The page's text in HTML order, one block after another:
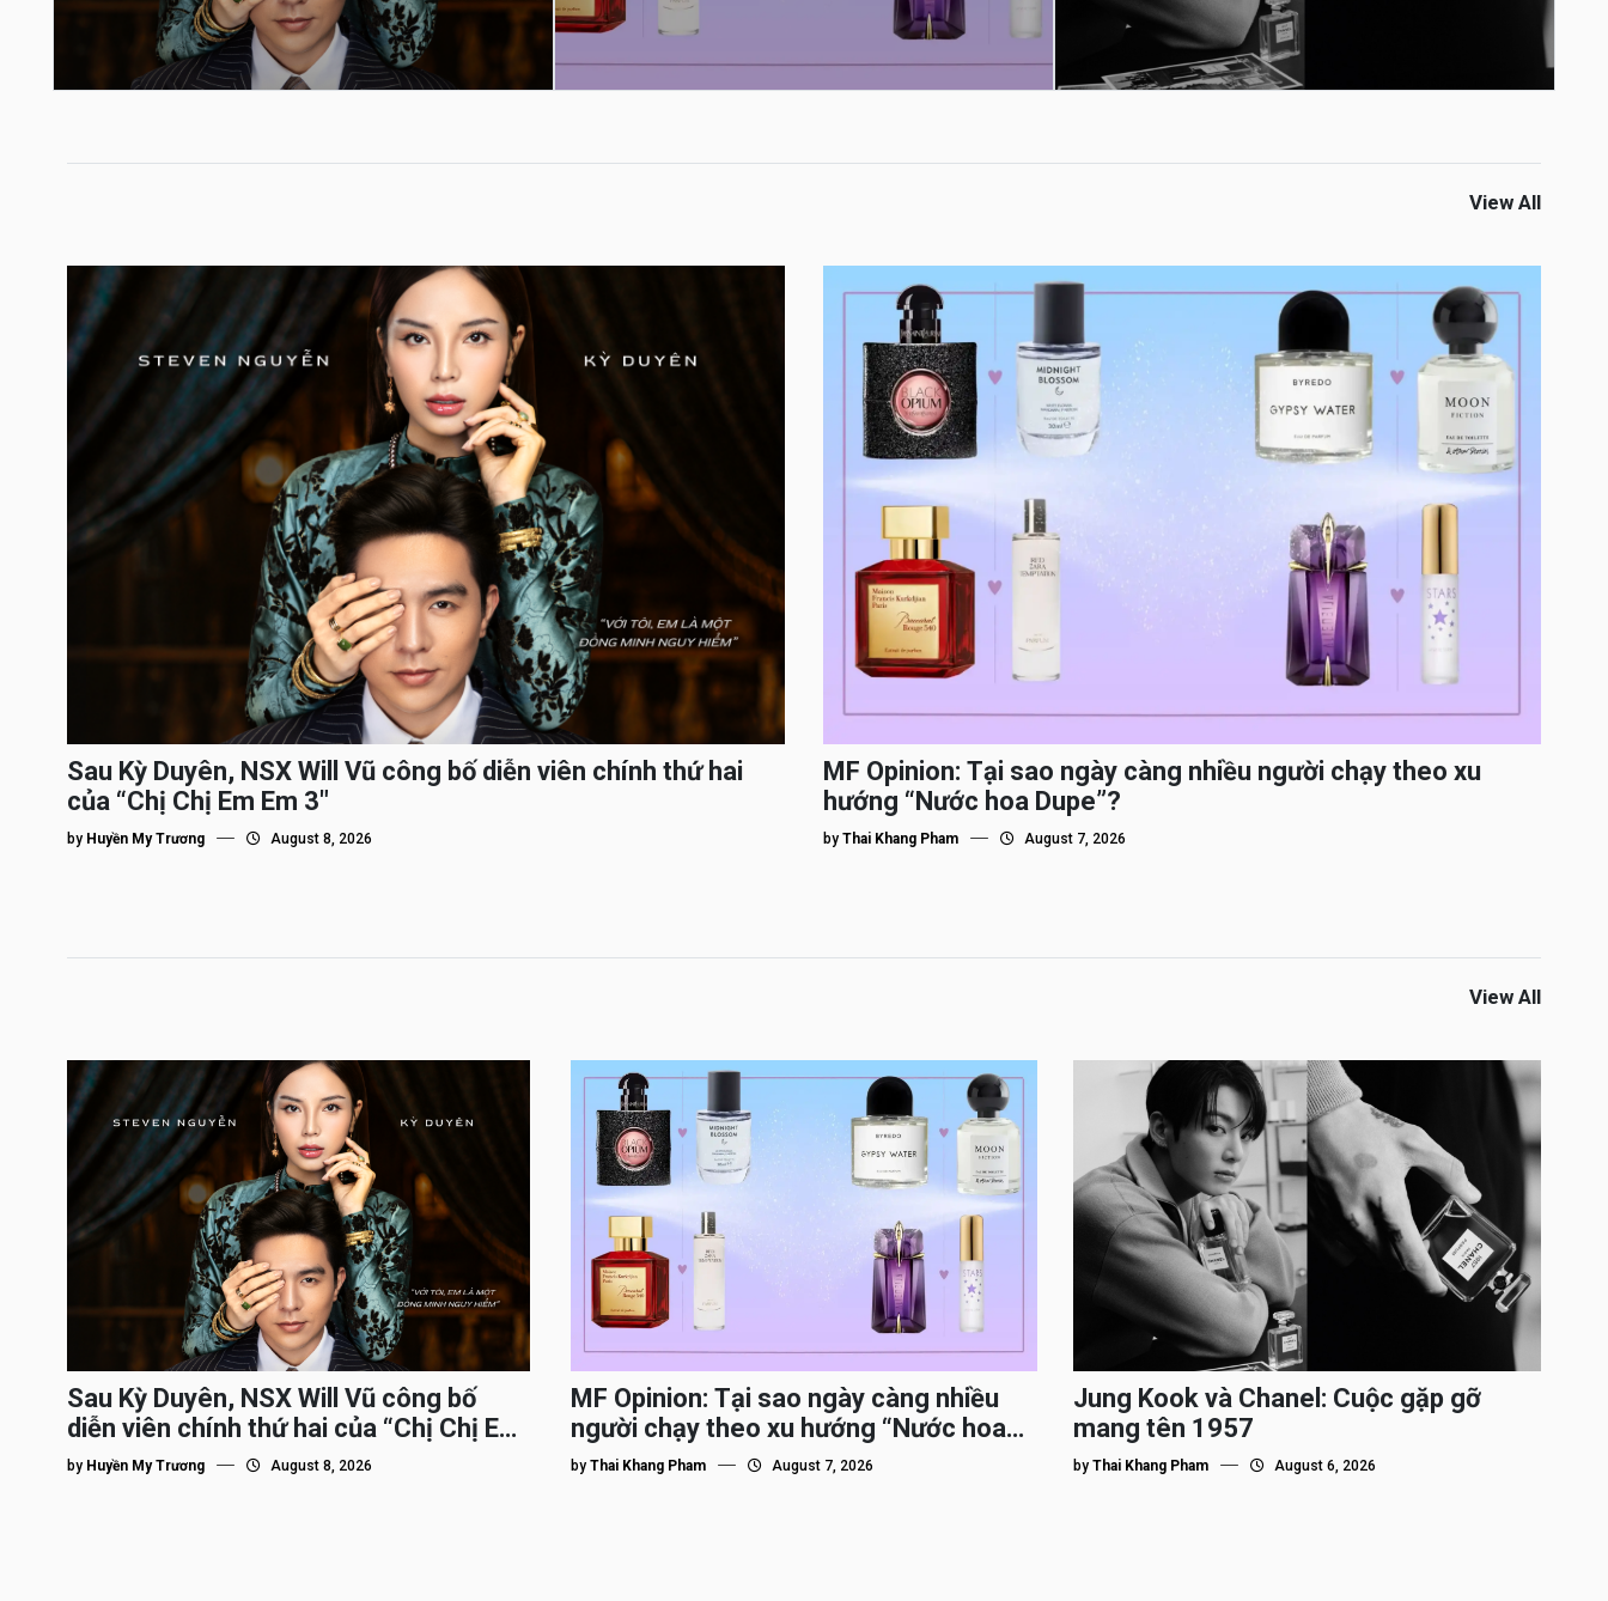
View All
Sau Kỳ Duyên, NSX Will Vũ công bố diễn viên chính thứ hai
của “Chị Chị Em Em 3″
by Huyền My Trương August 8, 2026
MF Opinion: Tại sao ngày càng nhiều người chạy theo xu
hướng “Nước hoa Dupe”?
by Thai Khang Pham August 7, 2026
View All
Sau Kỳ Duyên, NSX Will Vũ công bố
diễn viên chính thứ hai của “Chị Chị Em
Em 3″
by Huyền My Trương August 8, 2026
MF Opinion: Tại sao ngày càng nhiều
người chạy theo xu hướng “Nước hoa
Dupe”?
by Thai Khang Pham August 7, 2026
Jung Kook và Chanel: Cuộc gặp gỡ
mang tên 1957
byThai Khang Pham August 6, 2026